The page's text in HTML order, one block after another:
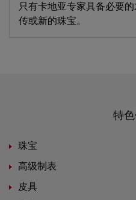
只有卡地亚专家具备必要
传或新的珠宝。
特
珠宝
高级制表
皮具